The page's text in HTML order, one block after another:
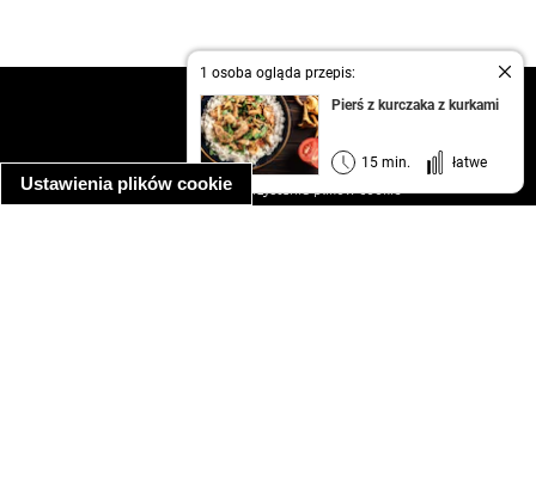
Ustawienia plików cookie
1 osoba ogląda przepis:
Pierś z kurczaka z kurkami
15 min. łatwe
kontakt
regulamin
informacja o prywatności
informacja o wykorzystaniu plików cookie